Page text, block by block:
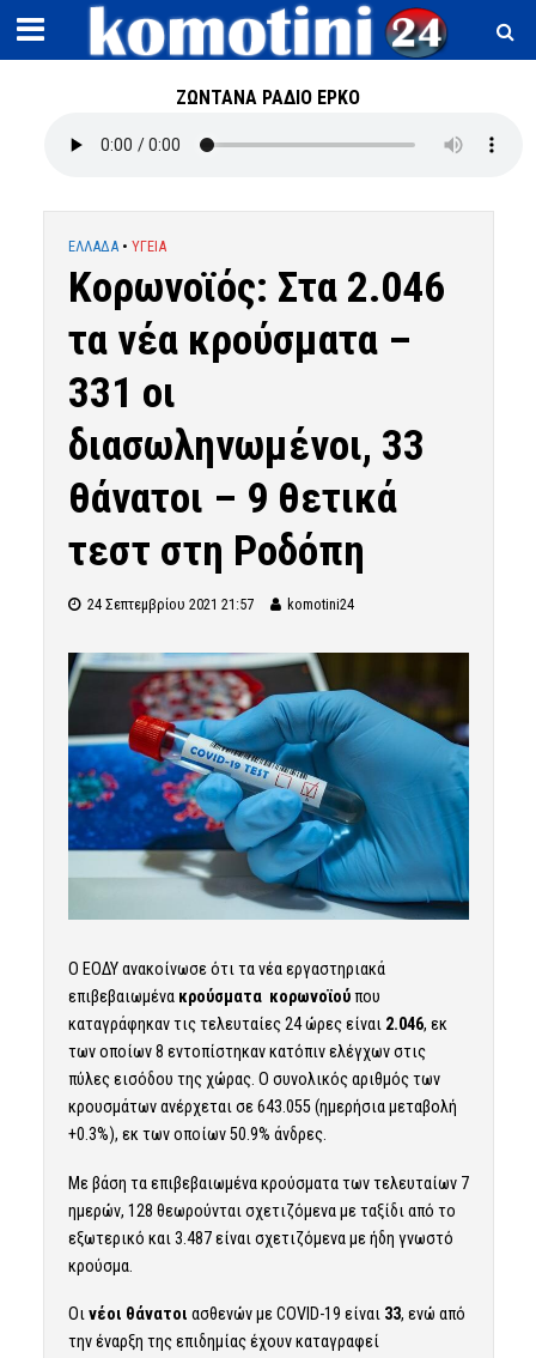
ΖΩΝΤΑΝΑ ΡΑΔΙΟ ΕΡΚΟ
ΕΛΛΑΔΑ • ΥΓΕΙΑ
Κορωνοϊός: Στα 2.046
τα νέα κρούσματα –
331 οι
διασωληνωμένοι, 33
θάνατοι – 9 θετικά
τεστ στη Ροδόπη
24 Σεπτεμβρίου 2021 21:57 komotini24
Ο ΕΟΔΥ ανακοίνωσε ότι τα νέα εργαστηριακά
επιβεβαιωμένακρούσματα κορωνοϊού που
καταγράφηκαν τις τελευταίες 24 ώρες είναι 2.046, εκ
των οποίων 8 εντοπίστηκαν κατόπιν ελέγχων στις
πύλες εισόδου της χώρας. Ο συνολικός αριθμός των
κρουσμάτων ανέρχεται σε 643.055 (ημερήσια μεταβολή
+0.3%), εκ των οποίων 50.9% άνδρες.
Με βάση τα επιβεβαιωμένα κρούσματα των τελευταίων 7
ημερών, 128 θεωρούνται σχετιζόμενα με ταξίδι από το
εξωτερικό και 3.487 είναι σχετιζόμενα με ήδη γνωστό
κρούσμα.
Οινέοι θάνατοι ασθενών με COVID-19 είναι 33, ενώ από
την έναρξη της επιδημίας έχουν καταγραφεί